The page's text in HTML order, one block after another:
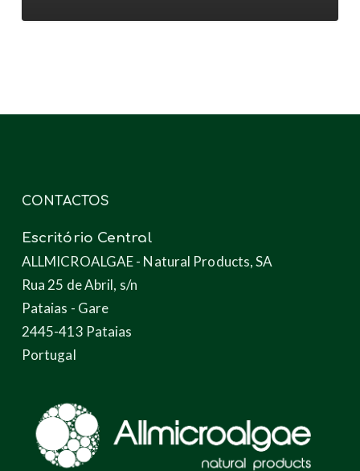
CONTACTOS
Escritório Central
ALLMICROALGAE - Natural Products, SA
Rua 25 de Abril, s/n
Pataias - Gare
2445-413 Pataias
Portugal